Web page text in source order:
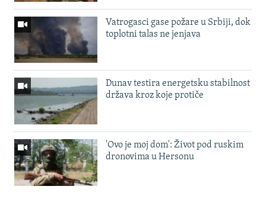
Vatrogasci gase požare u Srbiji, dok
toplotni talas ne jenjava
Dunav testira energetsku stabilnost
država kroz koje protiče
'Ovo je moj dom': Život pod ruskim
dronovima u Hersonu